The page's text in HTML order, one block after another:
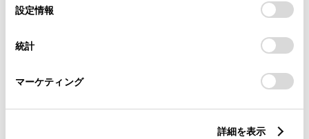
デバイスにすべてのCookie(クッキー)が保存されることに同
意したことになります。Cookie(クッキー)のオプトアウト、
設定の変更、同意を撤回したりするにあたっては、当社の
「Cookie（クッキー）情報の取り扱いについて
」をご覧くだ
設定情報
統計
マーケティング
詳細を表示
サポカー
衝突被害軽減ブレーキ
（対車両・歩行者）